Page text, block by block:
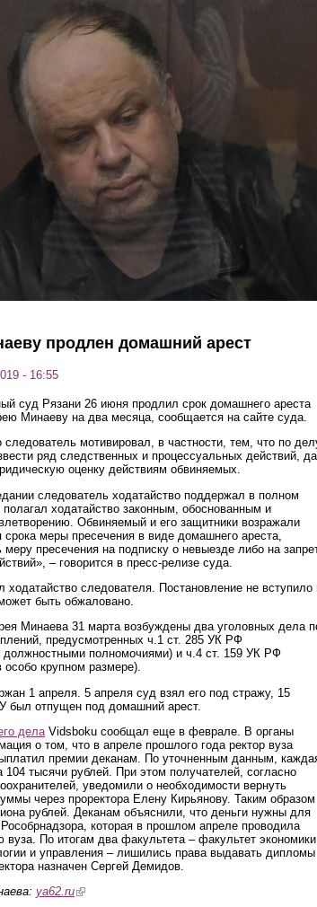
продлен домашний арест
- 16:55
суд Рязани 26 июня продлил срок домашнего ареста
Минаеву на два месяца, сообщается на сайте суда.
следователь мотивировал, в частности, тем, что по
ряд следственных и процессуальных действий,
оценку действиям обвиняемых.
следователь ходатайство поддержал в полном
ходатайство законным, обоснованным и
Обвиняемый и его защитники возражали
срока меры пресечения в виде домашнего ареста,
меру пресечения на подписку о невыезде либо на
– говорится в пресс-релизе суда.
ходатайство следователя. Постановление не вступило
быть обжаловано.
Минаева 31 марта возбуждены два уголовных дела
предусмотренных ч.1 ст. 285 УК РФ
должностными полномочиями) и ч.4 ст. 159 УК РФ
крупном размере).
1 апреля. 5 апреля суд взял его под стражу, 15
был отпущен под домашний арест.
дела Vidsboku сообщал еще в феврале. В органы
о том, что в апреле прошлого года ректор вуза
премии деканам. По уточненным данным,
104 тысячи рублей. При этом получателей, согласно
уведомили о необходимости вернуть
через проректора Елену Кирьянову. Таким образом
рублей. Деканам объяснили, что деньги нужны для
которая в прошлом апреле проводила
вуза. По итогам два факультета – факультет
и управления – лишились права выдавать дипломы
назначен Сергей Демидов.
ya62.ru(link is external)